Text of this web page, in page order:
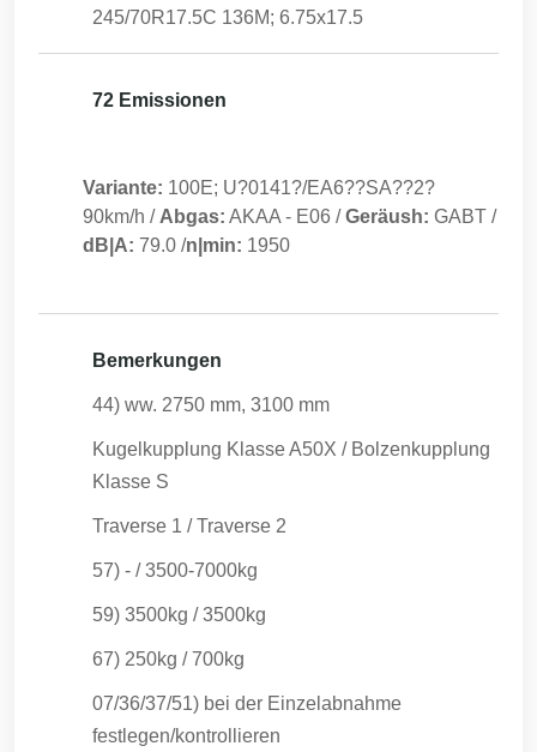
245/70R17.5C 136M; 6.75x17.5
72 Emissionen
Variante: 100E; U?0141?/EA6??SA??2?
90km/h / Abgas: AKAA - E06 /Geräush: GABT /
dB|A: 79.0 /n|min: 1950
Bemerkungen
44) ww. 2750 mm, 3100 mm
Kugelkupplung Klasse A50X / Bolzenkupplung
Klasse S
Traverse 1 / Traverse 2
57) - / 3500-7000kg
59) 3500kg / 3500kg
67) 250kg / 700kg
07/36/37/51) bei der Einzelabnahme
festlegen/kontrollieren